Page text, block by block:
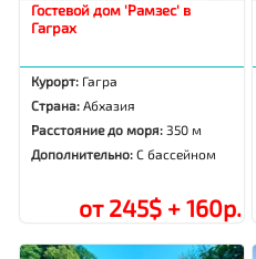
Гостевой дом 'Рамзес' в
Гаграх
Курорт: Гагра
Страна:Абхазия
Расстояние до моря: 350 м
Дополнительно:С бассейном
от 245$ + 160р.